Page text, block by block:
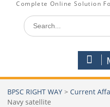
Complete Online Solution
BPSC RIGHT WAY > Current
Navy satellite